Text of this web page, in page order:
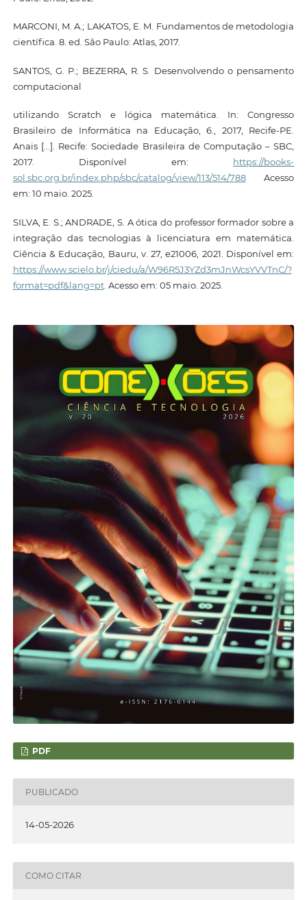
MARCONI, M. A.; LAKATOS, E. M. Fundamentos de metodologia
científica. 8. ed. São Paulo: Atlas, 2017.
SANTOS, G. P.; BEZERRA, R. S. Desenvolvendo o pensamento
computacional
utilizando Scratch e lógica matemática. In: Congresso
Brasileiro de Informática na Educação, 6., 2017, Recife-PE.
Anais [...]. Recife: Sociedade Brasileira de Computação – SBC,
2017. Disponível em: https://books-
sol.sbc.org.br/index.php/sbc/catalog/view/113/514/788Acesso
em: 10 maio. 2025.
SILVA, E. S.; ANDRADE, S. A ótica do professor formador sobre a
integração das tecnologias à licenciatura em matemática.
Ciência & Educação, Bauru, v. 27, e21006, 2021. Disponível em:
https://www.scielo.br/j/ciedu/a/W96R5J3YZd3mJnWcsYVVTnC/?
format=pdf&lang=pt. Acesso em: 05 maio. 2025.
PDF
PUBLICADO
14-05-2026
COMO CITAR